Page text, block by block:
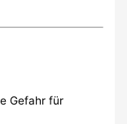
Gefahr für